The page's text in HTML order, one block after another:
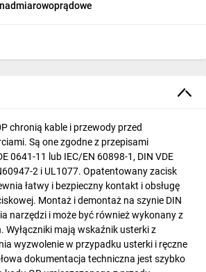
chronią kable i przewody przed
Są one zgodne z przepisami
0641-11 lub IEC/EN 60898-1, DIN VDE
2 i UL1077. Opatentowany zacisk
łatwy i bezpieczny kontakt i obsługę
Montaż i demontaż na szynie DIN
narzędzi i może być również wykonany z
Wyłączniki mają wskaźnik usterki z
wyzwolenie w przypadku usterki i ręczne
dokumentacja techniczna jest szybko